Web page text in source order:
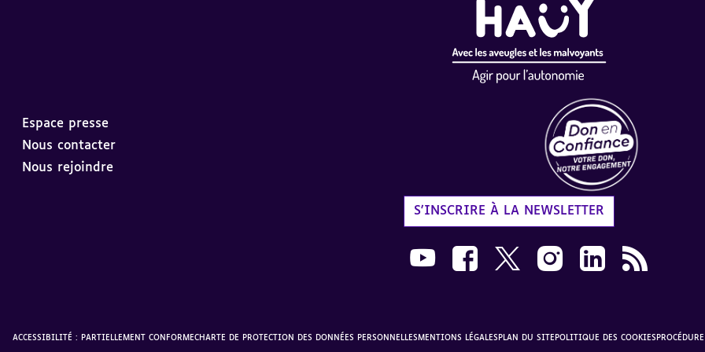
Espace presse
Nous contacter
Nous rejoindre
S'INSCRIRE À LA NEWSLETTER
Nous suivre sur Youtube AVH dans une nouvelle
Nous suivre sur Facebook AVH dans une
Nous suivre sur X AVH dans une
Nous suivre sur Instagram
Nous suivre sur
Flux RSS
ACCESSIBILITÉ : PARTIELLEMENT CONFORMECHARTE DE PROTECTION DES DONNÉES PERSONNELLESMENTIONS LÉGALES PLAN DU SITE POLITIQUE DES COOKIES